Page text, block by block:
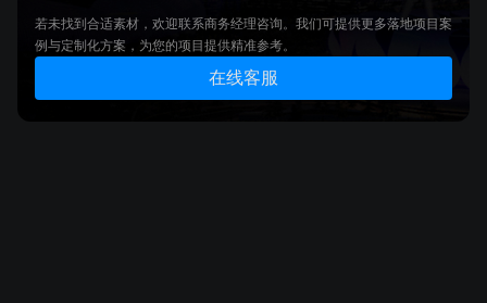
若未找到合适素材，欢迎联系商务经理咨询。我们可提供更多落地项目案
例与定制化方案，为您的项目提供精准参考。
在线客服